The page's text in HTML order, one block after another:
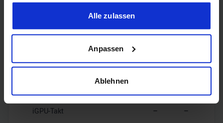
Cookie-Erklärung oder durch Klicken auf das Privacy
Trigger Symbol ändern oder widerrufen
Informationen über Ihre geografische Lage erfassen,
welche bis auf einige Meter genau sein können
Ihr Gerät durch aktives Scannen nach bestimmten
Erfahren Sie mehr darüber, wie Ihre persönlichen Daten
verarbeitet werden, und legen Sie Ihre Präferenzen im
Alle zulassen
Anpassen
Ablehnen
iGPU-Takt – –